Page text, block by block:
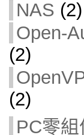
NAS (2)
Open-
(2)
(2)
PC零組